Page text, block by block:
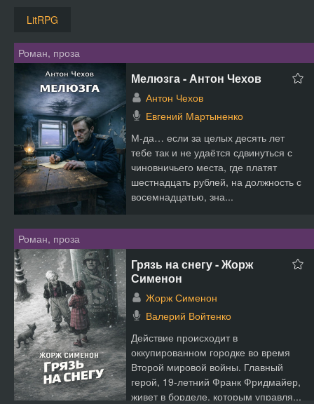
LitRPG
Роман, проза
Мелюзга - Антон Чехов
Антон Чехов
Евгений Мартыненко
М-да… если за целых десять лет
тебе так и не удаётся сдвинуться с
чиновничьего места, где платят
шестнадцать рублей, на должность с
восемнадцатью, зна...
Роман, проза
Грязь на снегу - Жорж
Сименон
Жорж Сименон
Валерий Войтенко
Действие происходит в
оккупированном городке во время
Второй мировой войны. Главный
герой, 19-летний Франк Фридмайер,
живет в борделе, которым управля...